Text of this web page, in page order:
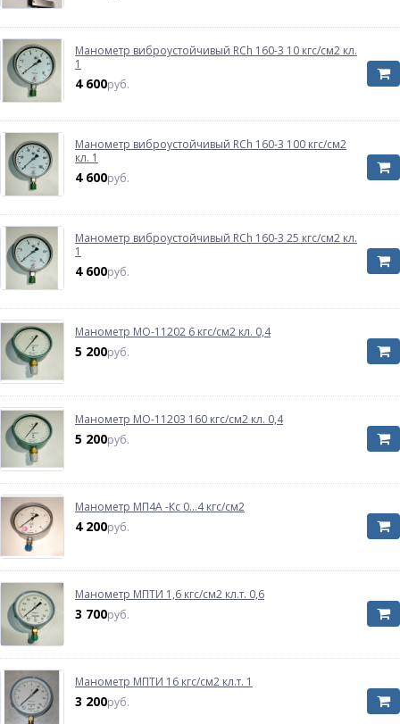
Манометр виброустойчивый RCh 160-3 10 кгс/см2 кл.
1
4 600руб.
Манометр виброустойчивый RCh 160-3 100 кгс/см2
кл. 1
4 600руб.
Манометр виброустойчивый RCh 160-3 25 кгс/см2 кл.
1
4 600руб.
Манометр МО-11202 6 кгс/см2 кл. 0,4
5 200руб.
Манометр МО-11203 160 кгс/см2 кл. 0,4
5 200руб.
Манометр МП4А -Кс 0...4 кгс/см2
4 200руб.
Манометр МПТИ 1,6 кгс/см2 кл.т. 0,6
3 700руб.
Манометр МПТИ 16 кгс/см2 кл.т. 1
3 200руб.